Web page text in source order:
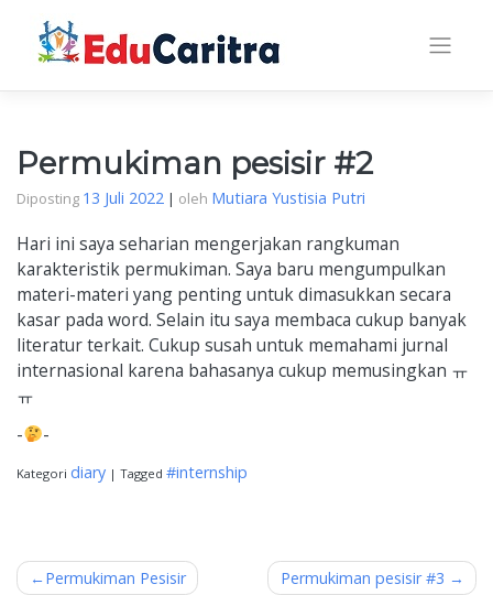
content
Permukiman pesisir #2
Diposting 13 Juli 2022 | oleh Mutiara Yustisia Putri
Hari ini saya seharian mengerjakan rangkuman
karakteristik permukiman. Saya baru mengumpulkan
materi-materi yang penting untuk dimasukkan secara
kasar pada word. Selain itu saya membaca cukup banyak
literatur terkait. Cukup susah untuk memahami jurnal
internasional karena bahasanya cukup memusingkan ㅠ
ㅠ
-
-
Kategori diary | Tagged #internship
Navigasi
Permukiman Pesisir Permukiman pesisir #3